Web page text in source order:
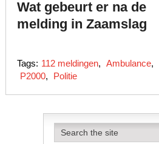
Wat gebeurt er na de
melding in Zaamslag
Tags: 112 meldingen, Ambulance,
P2000, Politie